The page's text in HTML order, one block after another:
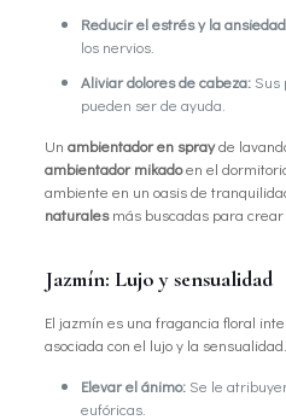
Reducir el estrés y la
los nervios.
Aliviar dolores de cabeza:Sus
pueden ser de ayuda.
Un ambientador en sprayde
ambientador mikadoen el
ambiente en un oasis de
naturalesmás buscadas para crear
Jazmín: Lujo y sensualidad
El jazmín es una fragancia floral
asociada con el lujo y la
Elevar el ánimo:Se le
eufóricas.